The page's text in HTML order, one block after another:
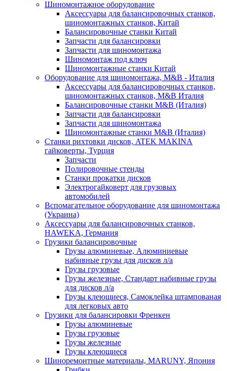
Шиномонтажное оборудование
Аксессуары для балансировочных станков,
шиномонтажных станков, Китай
Балансировочные станки Китай
Запчасти для балансировки
Запчасти для шиномонтажа
Шиномонтаж под ключ
Шиномонтажные станки Китай
Оборудование для шиномонтажа, M&B - Италия
Аксессуары для балансировочных станков,
шиномонтажных станков, M&B Италия
Балансировочные станки M&B (Италия)
Запчасти для балансировки
Запчасти для шиномонтажа
Шиномонтажные станки M&B (Италия)
Станки рихтовки дисков, ATEK MAKINA
гайковерты, Турция
Запчасти
Полировочные стенды
Станки прокатки дисков
Электрогайковерт для грузовых
автомобилей
Вспомагательное оборудование для шиномонтажа
(Украина)
Аксессуары для балансировочных станков,
HAWEKA, Германия
Грузики балансировочные
Грузы алюминевые, Алюминиевые
набивные грузы для дисков л/а
Грузы грузовые
Грузы железные, Cтандарт набивные грузы
для дисков л/а
Грузы клеющиеся, Самоклейка штампованая
для легковых авто
Грузики для балансировки Френкен
Грузы алюминевые
Грузы грузовые
Грузы железные
Грузы клеющиеся
Шиноремонтные материалы, MARUNY, Япония